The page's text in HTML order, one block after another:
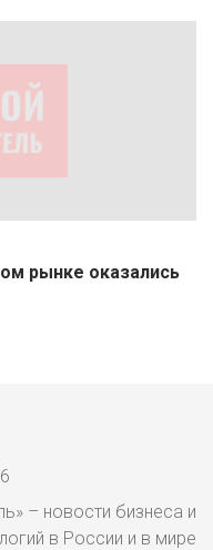
рынке оказались
– новости бизнеса и
в России и в мире